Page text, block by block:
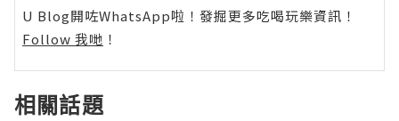
U Blog開咗WhatsApp啦！發掘更多吃喝玩樂資訊！
Follow 我哋 ！
相關話題